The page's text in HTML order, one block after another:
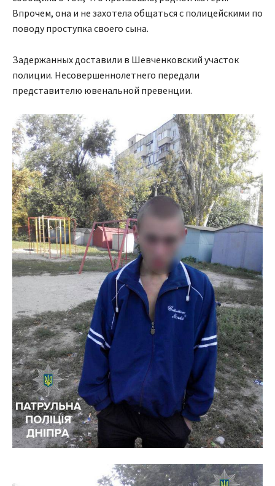
Впрочем, она и не захотела общаться с полицейскими по
поводу проступка своего сына.
Задержанных доставили в Шевченковский участок
полиции. Несовершеннолетнего передали
представителю ювенальной превенции.